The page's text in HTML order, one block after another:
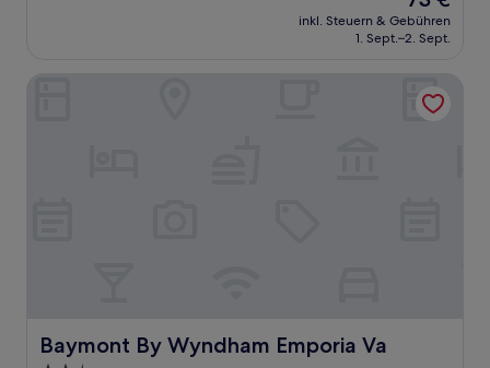
Preis
beträgt
inkl. Steuern & Gebühren
1. Sept.–2. Sept.
Baymont By Wyndham Emporia Va
Baymont By Wyndham Emporia Va